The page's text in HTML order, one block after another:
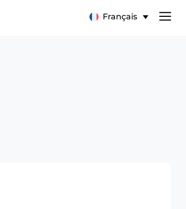
Français